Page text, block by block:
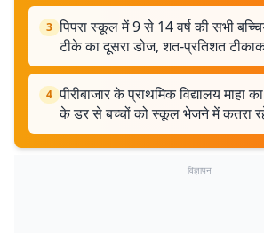
3 पिपरा स्कूल में 9 से 14 वर्ष की सभी
टीके का दूसरा डोज, शत-प्रतिशत
4 पीरीबाजार के प्राथमिक विद्यालय माहा
के डर से बच्चों को स्कूल भेजने में कतरा
विज्ञापन